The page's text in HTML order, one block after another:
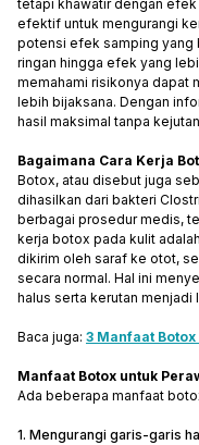
tetapi khawatir dengan
efektif untuk mengurangi
potensi efek samping yang
ringan hingga efek yang
memahami risikonya dapat
lebih bijaksana. Dengan
hasil maksimal tanpa
Bagaimana Cara Kerja
Botox, atau disebut juga
dihasilkan dari bakteri
berbagai prosedur medis,
kerja botox pada kulit
dikirim oleh saraf ke otot,
secara normal. Hal ini
halus serta kerutan menjadi
Baca juga: 3 Manfaat
Manfaat Botox untuk
Ada beberapa manfaat
1. Mengurangi garis-garis